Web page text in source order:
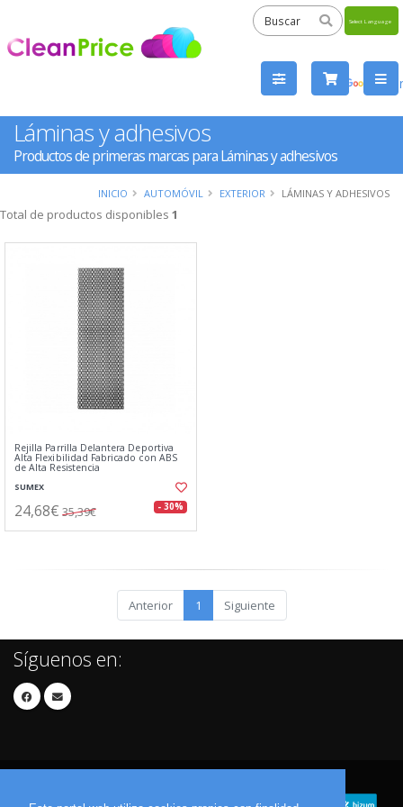
by
Láminas y adhesivos
Productos de primeras marcas para Láminas y adhesivos
INICIO AUTOMÓVIL EXTERIOR LÁMINAS Y ADHESIVOS
Total de productos disponibles 1
Rejilla Parrilla Delantera Deportiva
Alta Flexibilidad Fabricado con ABS
de Alta Resistencia
SUMEX
24,68€ 35,39€ - 30%
Anterior 1 Siguiente
Síguenos en: